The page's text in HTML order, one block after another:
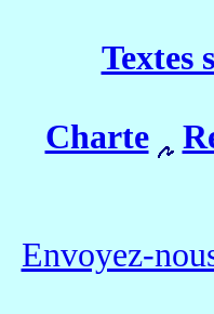
Textes
Charte
Envoyez-